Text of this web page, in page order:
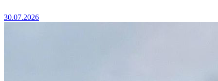
30.07.2026